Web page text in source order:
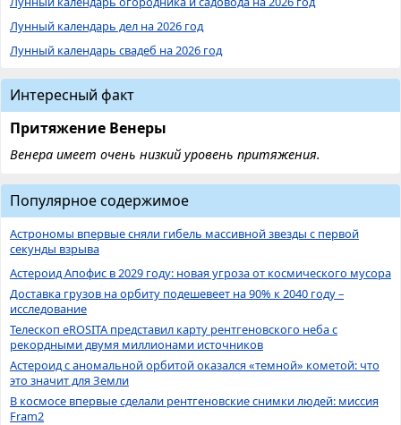
Лунный календарь дел на 2026 год
Лунный календарь свадеб на 2026 год
Интересный факт
Притяжение Венеры
Венера имеет очень низкий уровень притяжения.
Популярное содержимое
Астрономы впервые сняли гибель массивной звезды с первой
секунды взрыва
Астероид Апофис в 2029 году: новая угроза от космического мусора
Доставка грузов на орбиту подешевеет на 90% к 2040 году –
исследование
Телескоп eROSITA представил карту рентгеновского неба с
рекордными двумя миллионами источников
Астероид с аномальной орбитой оказался «темной» кометой: что
это значит для Земли
В космосе впервые сделали рентгеновские снимки людей: миссия
Fram2